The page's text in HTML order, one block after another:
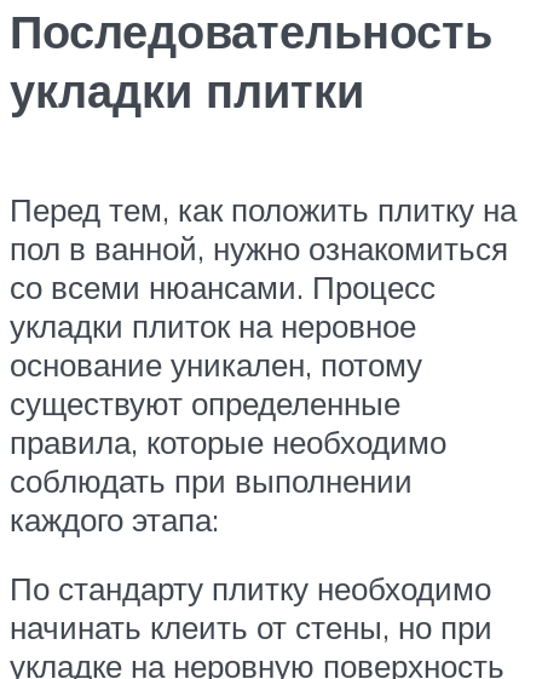
Последовательность
укладки плитки
Перед тем, как положить плитку на
пол в ванной, нужно ознакомиться
со всеми нюансами. Процесс
укладки плиток на неровное
основание уникален, потому
существуют определенные
правила, которые необходимо
соблюдать при выполнении
каждого этапа:
По стандарту плитку необходимо
начинать клеить от стены, но при
укладке на неровную поверхность